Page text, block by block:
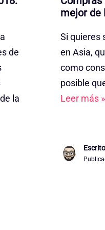
de
la
mejor de
Si quieres
en Asia,
como
posible
Leer más »